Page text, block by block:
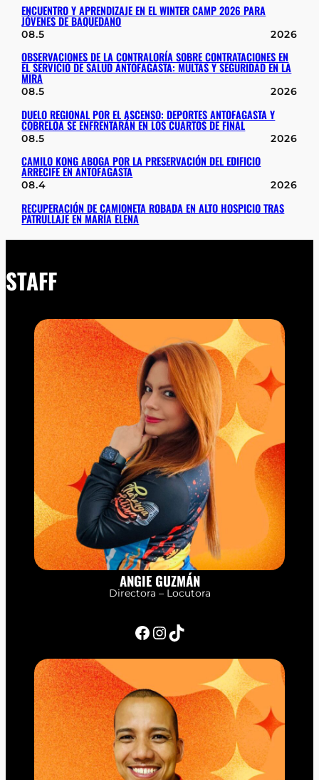
ENCUENTRO Y APRENDIZAJE EN EL WINTER CAMP 2026 PARA
JÓVENES DE BAQUEDANO
08.5 2026
OBSERVACIONES DE LA CONTRALORÍA SOBRE CONTRATACIONES EN
EL SERVICIO DE SALUD ANTOFAGASTA: MULTAS Y SEGURIDAD EN LA
MIRA
08.5 2026
DUELO REGIONAL POR EL ASCENSO: DEPORTES ANTOFAGASTA Y
COBRELOA SE ENFRENTARÁN EN LOS CUARTOS DE FINAL
08.5 2026
CAMILO KONG ABOGA POR LA PRESERVACIÓN DEL EDIFICIO
ARRECIFE EN ANTOFAGASTA
08.4 2026
RECUPERACIÓN DE CAMIONETA ROBADA EN ALTO HOSPICIO TRAS
PATRULLAJE EN MARÍA ELENA
STAFF
ANGIE GUZMÁN
Directora – Locutora
Facebook InstagramTikTok